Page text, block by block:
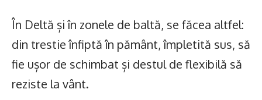
În Deltă și în zonele de baltă, se făcea altfel:
din trestie înfiptă în pământ, împletită sus, să
fie ușor de schimbat și destul de flexibilă să
reziste la vânt.